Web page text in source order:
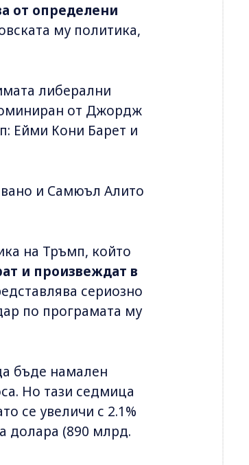
от определени
му политика,
либерални
от Джордж
Ейми Кони Барет и
и Самюъл Алито
на Тръмп, който
и произвеждат в
сериозно
по програмата му
бъде намален
Но тази седмица
се увеличи с 2.1%
долара (890 млрд.